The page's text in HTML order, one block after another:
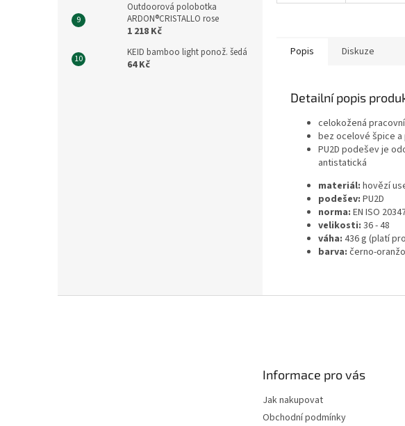
Outdoorová polobotka
ARDON®CRISTALLO rose
1 218 Kč
KEID bamboo light ponož. šedá
64 Kč
Popis Diskuze
Detailní popis
celokožená
bez ocelové špice
PU2D podešev je
antistatická
materiál: hovězí
podešev: PU2D
norma: EN ISO
velikosti: 36 - 48
váha: 436 g (platí
barva: černo-
Informace pro vás
Jak nakupovat
Obchodní podmínky